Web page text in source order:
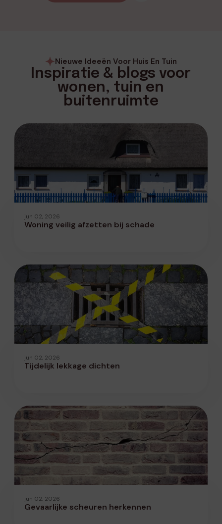
Nieuwe Ideeën Voor Huis En Tuin
Inspiratie & blogs voor
wonen, tuin en
buitenruimte
jun 02, 2026
Woning veilig afzetten bij schade
jun 02, 2026
Tijdelijk lekkage dichten
jun 02, 2026
Gevaarlijke scheuren herkennen